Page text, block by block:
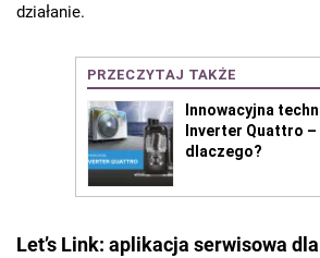
działanie.
Let’s Link: aplikacja serwisowa